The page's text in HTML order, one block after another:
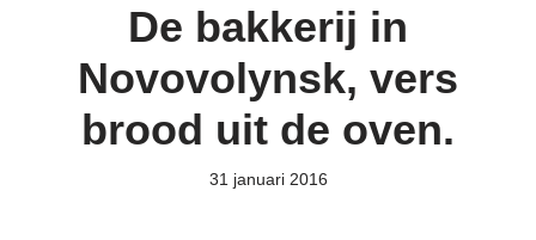
De bakkerij in
Novovolynsk, vers
brood uit de oven.
31 januari 2016